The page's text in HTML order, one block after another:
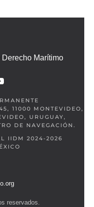
Derecho Marítimo
11000 MONTEVIDEO,
URUGUAY,
DE NAVEGACIÓN.
IIDM 2024-2026
reservados.